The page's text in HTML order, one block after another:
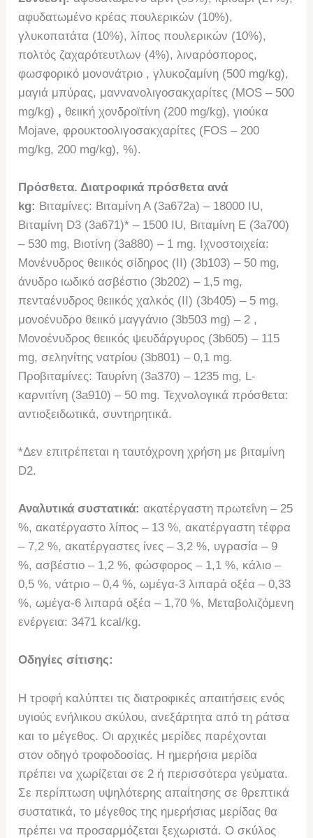
αφυδατωμένο κρέας πουλερικών (10%),
γλυκοπατάτα (10%), λίπος πουλερικών (10%),
πολτός ζαχαρότευτλων (4%), λιναρόσπορος,
φωσφορικό μονονάτριο , γλυκοζαμίνη (500 mg/kg),
μαγιά μπύρας, μαννανολιγοσακχαρίτες (MOS – 500
mg/kg) , θειική χονδροϊτίνη (200 mg/kg), γιούκα
Mojave, φρουκτοολιγοσακχαρίτες (FOS – 200
mg/kg, 200 mg/kg), %).
Πρόσθετα. Διατροφικά πρόσθετα ανά
kg: Βιταμίνες: Βιταμίνη Α (3a672a) – 18000 IU,
Βιταμίνη D3 (3a671)* – 1500 IU, Βιταμίνη Ε (3a700)
– 530 mg, Βιοτίνη (3a880) – 1 mg. Ιχνοστοιχεία:
Μονένυδρος θειικός σίδηρος (II) (3b103) – 50 mg,
άνυδρο ιωδικό ασβέστιο (3b202) – 1,5 mg,
πενταένυδρος θειικός χαλκός (II) (3b405) – 5 mg,
μονοένυδρο θειικό μαγγάνιο (3b503 mg) – 2 ,
Μονοένυδρος θειικός ψευδάργυρος (3b605) – 115
mg, σεληνίτης νατρίου (3b801) – 0,1 mg.
Προβιταμίνες: Ταυρίνη (3a370) – 1235 mg, L-
καρνιτίνη (3a910) – 50 mg. Τεχνολογικά πρόσθετα:
αντιοξειδωτικά, συντηρητικά.
*Δεν επιτρέπεται η ταυτόχρονη χρήση με βιταμίνη
D2.
Αναλυτικά συστατικά: ακατέργαστη πρωτεΐνη – 25
%, ακατέργαστο λίπος – 13 %, ακατέργαστη τέφρα
– 7,2 %, ακατέργαστες ίνες – 3,2 %, υγρασία – 9
%, ασβέστιο – 1,2 %, φώσφορος – 1,1 %, κάλιο –
0,5 %, νάτριο – 0,4 %, ωμέγα-3 λιπαρά οξέα – 0,33
%, ωμέγα-6 λιπαρά οξέα – 1,70 %, Μεταβολιζόμενη
ενέργεια: 3471 kcal/kg.
Οδηγίες σίτισης:
Η τροφή καλύπτει τις διατροφικές απαιτήσεις ενός
υγιούς ενήλικου σκύλου, ανεξάρτητα από τη ράτσα
και το μέγεθος. Οι αρχικές μερίδες παρέχονται
στον οδηγό τροφοδοσίας. Η ημερήσια μερίδα
πρέπει να χωρίζεται σε 2 ή περισσότερα γεύματα.
Σε περίπτωση υψηλότερης απαίτησης σε θρεπτικά
συστατικά, το μέγεθος της ημερήσιας μερίδας θα
πρέπει να προσαρμόζεται ξεχωριστά. Ο σκύλος